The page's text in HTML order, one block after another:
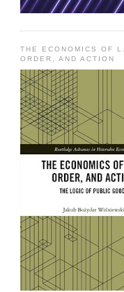
THE ECONOMICS OF
ORDER, AND ACTION